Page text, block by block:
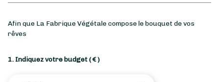
Afin que La Fabrique Végétale compose le bouquet de vos
rêves
1. Indiquez votre budget( € )